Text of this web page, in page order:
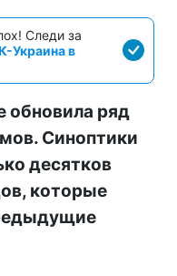
Следи за
Украина в
обновила ряд
Синоптики
десятков
которые